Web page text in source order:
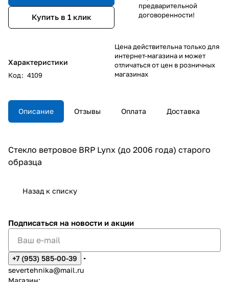
Купить в 1 клик
Характеристики
Код: 4109
предварительной
договоренности!
Цена действительна только для
интернет-магазина и может
отличаться от цен в розничных
магазинах
Описание Отзывы Оплата Доставка
Стекло ветровое BRP Lynx (до 2006 года) старого
образца
Назад к списку
Подписаться на новости и акции
+7 (953) 585-00-39
severtehnika@mail.ru
Магазин: